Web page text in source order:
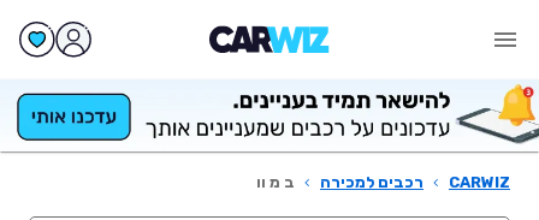
CARWIZ
› רכבים למכירה › ב מ וו